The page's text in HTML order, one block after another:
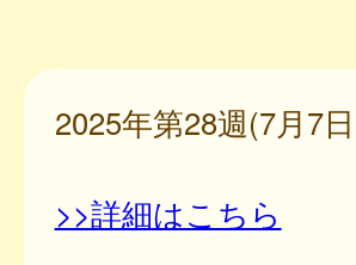
2025年第28週(7月7
>>詳細はこちら